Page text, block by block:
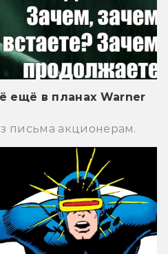
ещё в планах Warner
письма акционерам.